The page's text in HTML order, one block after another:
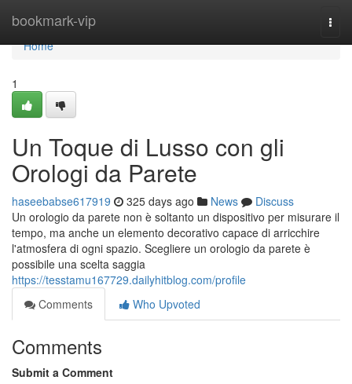
bookmark-vip
Home
Home
1
Un Toque di Lusso con gli
Orologi da Parete
haseebabse617919 325 days ago News
Discuss
Un orologio da parete non è soltanto un dispositivo per misurare il
tempo, ma anche un elemento decorativo capace di arricchire
l'atmosfera di ogni spazio. Scegliere un orologio da parete è
possibile una scelta saggia
https://tesstamu167729.dailyhitblog.com/profile
Comments
Who Upvoted
Comments
Submit a Comment